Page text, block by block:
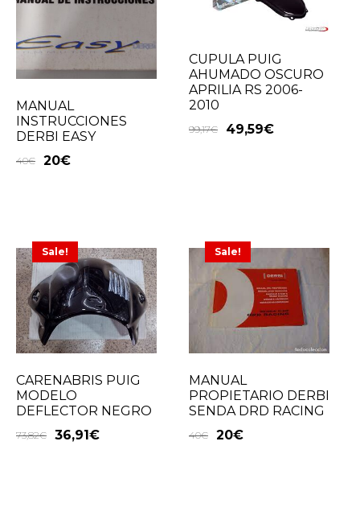
MANUAL
INSTRUCCIONES
DERBI EASY
40€ 20€
CUPULA PUIG
AHUMADO OSCURO
APRILIA RS 2006-
2010
99,17€ 49,59€
Sale!
CARENABRIS PUIG
MODELO
DEFLECTOR NEGRO
73,82€ 36,91 €
Sale!
MANUAL
PROPIETARIO DERBI
SENDA DRD RACING
40€ 20€